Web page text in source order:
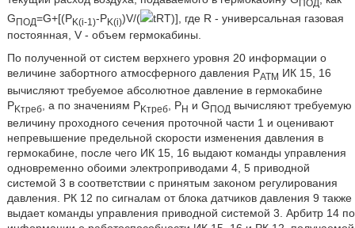
ПОД
GПОД=G+[(PK(i-1)-PK(i))V/(
tRT)], где R - универсальная газовая
постоянная, V - объем гермокабины.
По полученной от систем верхнего уровня 20 информации о
величине забортного атмосферного давления РATM ИК 15, 16
вычисляют требуемое абсолютное давление в гермокабине
РKтреб , а по значениям РKтреб , РН и GПОД вычисляют требуемую
величину проходного сечения проточной части 1 и оценивают
непревышение предельной скорости изменения давления в
гермокабине, после чего ИК 15, 16 выдают команды управления
одновременно обоими электроприводами 4, 5 приводной
системой 3 в соответствии с принятым законом регулирования
давления. РК 12 по сигналам от блока датчиков давления 9 также
выдает команды управления приводной системой 3. Арбитр 14 по